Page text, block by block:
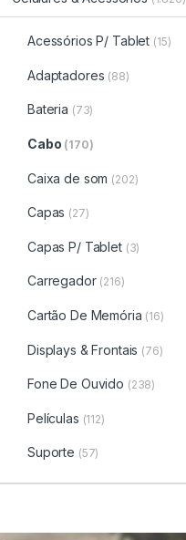
Acessórios P/ Tablet (15)
Adaptadores (88)
Bateria (73)
Cabo (170)
Caixa de som (202)
Capas (27)
Capas P/ Tablet (3)
Carregador (216)
Cartão De Memória (16)
Displays & Frontais (76)
Fone De Ouvido (238)
Películas (112)
Suporte (57)